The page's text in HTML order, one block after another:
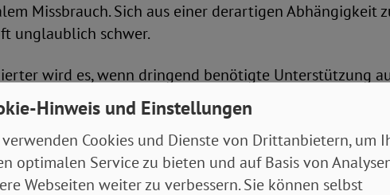
Missbrauch. Sich aus einer derartigen Abhängigkeit
unglaublich schwer.
wird es, wenn dringend benötigte Unterstützung
vor, dass Betroffene nicht ernst genommen
müssen. Nicht selten, so Sandra Günther, werde
eingeredet: „Komm, probier‘s doch noch mal!“ oder:
unsere Probleme.“
Hinweis und Einstellungen
Cookies und Dienste von Drittanbietern, um
optimalen Service zu bieten und auf Basis von
Webseiten weiter zu verbessern. Sie können selbst